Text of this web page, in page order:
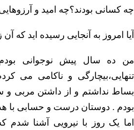
چه کسانی بودند؟چه امید و
آیا امروز به آنجایی رسیده اید که
من ده سال پیش نوجوانی
تنهایی،بیچارگی و ناکامی می
بساط نداشتم و از داشتن مربی
بودم . دوستان درست و حسابی با
اما یک روز با نیرویی آشنا شدم